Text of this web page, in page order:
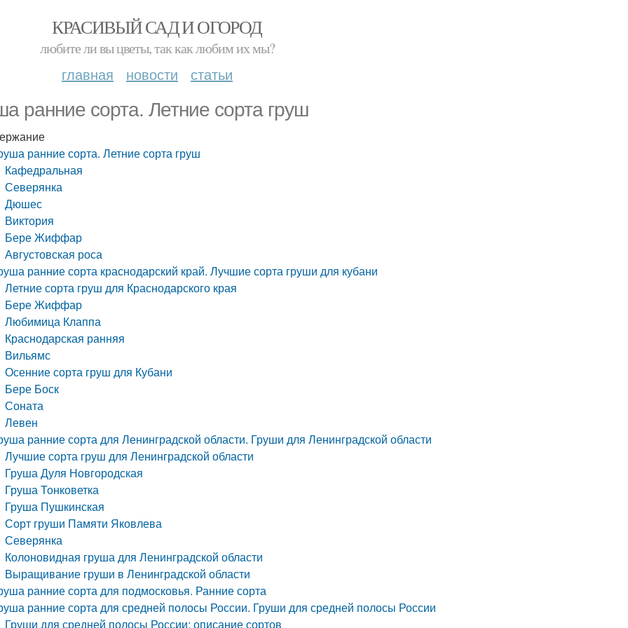
КРАСИВЫЙ САД И ОГОРОД
любите ли вы цветы, так как любим их мы?
главная новости статьи
ранние сорта. Летние сорта груш
ранние сорта. Летние сорта груш
Кафедральная
Северянка
Дюшес
Виктория
Бере Жиффар
Августовская роса
ранние сорта краснодарский край. Лучшие сорта груши для кубани
Летние сорта груш для Краснодарского края
Бере Жиффар
Любимица Клаппа
Краснодарская ранняя
Вильямс
Осенние сорта груш для Кубани
Бере Боск
Соната
Левен
ранние сорта для Ленинградской области. Груши для Ленинградской области
Лучшие сорта груш для Ленинградской области
Груша Дуля Новгородская
Груша Тонковетка
Груша Пушкинская
Сорт груши Памяти Яковлева
Северянка
Колоновидная груша для Ленинградской области
Выращивание груши в Ленинградской области
ранние сорта для подмосковья. Ранние сорта
ранние сорта для средней полосы России. Груши для средней полосы России
Груши для средней полосы России: описание сортов